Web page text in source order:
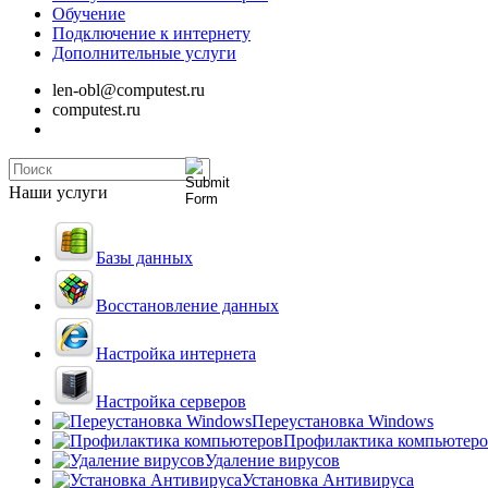
Обучение
Подключение к интернету
Дополнительные услуги
len-obl@computest.ru
computest.ru
Наши услуги
Базы данных
Восстановление данных
Настройка интернета
Настройка серверов
Переустановка Windows
Профилактика
Удаление вирусов
Установка Антивируса